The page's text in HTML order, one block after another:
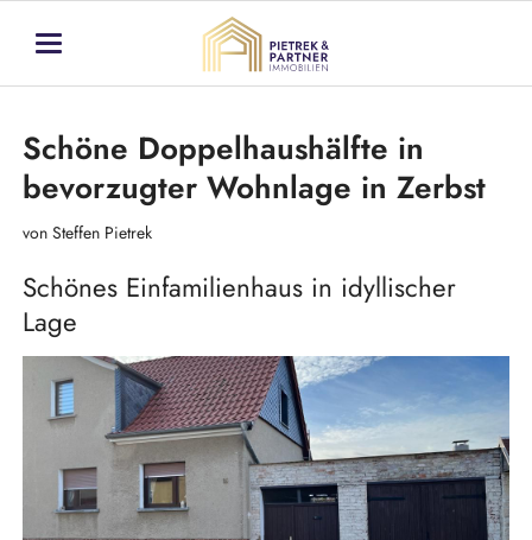
Schöne Doppelhaushälfte in
bevorzugter Wohnlage in Zerbst
von Steffen Pietrek
Schönes Einfamilienhaus in idyllischer
Lage